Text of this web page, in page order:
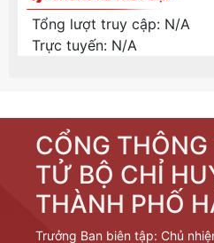
THỐNG KÊ TRUY CẬP
Tổng lượt truy cập:N/A